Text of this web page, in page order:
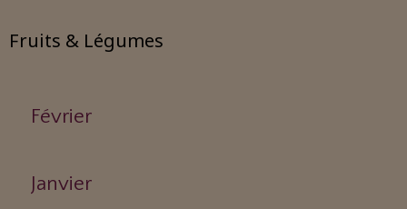
Fruits & Légumes
Février
Janvier